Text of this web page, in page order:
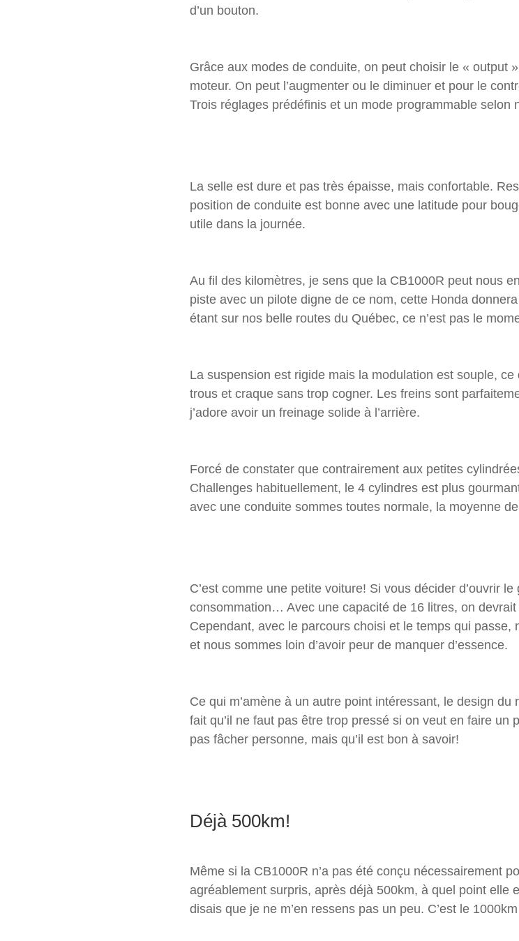
d’un bouton.
Grâce aux modes de conduite, on peut choisir le « output
moteur. On peut l’augmenter ou le diminuer et pour le
Trois réglages prédéfinis et un mode programmable selon
La selle est dure et pas très épaisse, mais confortable.
position de conduite est bonne avec une latitude pour
utile dans la journée.
Au fil des kilomètres, je sens que la CB1000R peut nous
piste avec un pilote digne de ce nom, cette Honda
étant sur nos belle routes du Québec, ce n’est pas le
La suspension est rigide mais la modulation est souple,
trous et craque sans trop cogner. Les freins sont
j’adore avoir un freinage solide à l’arrière.
Forcé de constater que contrairement aux petites
Challenges habituellement, le 4 cylindres est plus
avec une conduite sommes toutes normale, la moyenne
C’est comme une petite voiture! Si vous décider d’ouvrir
consommation… Avec une capacité de 16 litres, on
Cependant, avec le parcours choisi et le temps qui
et nous sommes loin d’avoir peur de manquer d’essence.
Ce qui m’amène à un autre point intéressant, le design
fait qu’il ne faut pas être trop pressé si on veut en faire un
pas fâcher personne, mais qu’il est bon à savoir!
Déjà 500km!
Même si la CB1000R n’a pas été conçu nécessairement
agréablement surpris, après déjà 500km, à quel point elle
disais que je ne m’en ressens pas un peu. C’est le